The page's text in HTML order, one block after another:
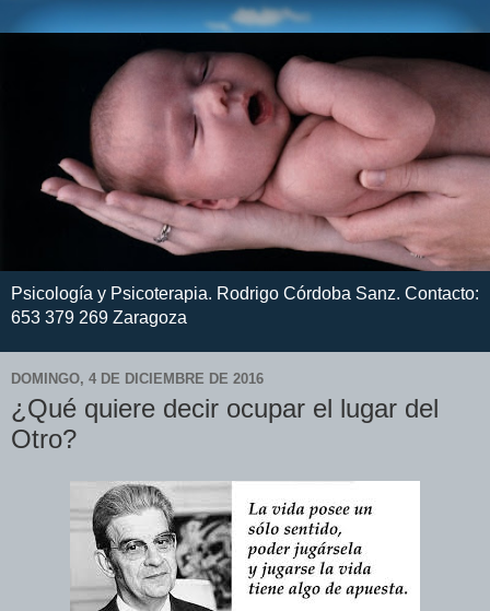
Psicología y Psicoterapia. Rodrigo Córdoba Sanz. Contacto:
653 379 269 Zaragoza
DOMINGO, 4 DE DICIEMBRE DE 2016
¿Qué quiere decir ocupar el lugar del
Otro?